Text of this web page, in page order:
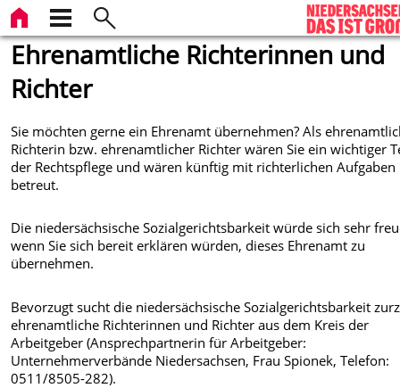
Ehrenamtliche Richterinnen und
Richter
Sie möchten gerne ein Ehrenamt übernehmen? Als
Richterin bzw. ehrenamtlicher Richter wären Sie ein wichtiger
der Rechtspflege und wären künftig mit richterlichen Aufgaben
betreut.
Die niedersächsische Sozialgerichtsbarkeit würde sich sehr
wenn Sie sich bereit erklären würden, dieses Ehrenamt zu
übernehmen.
Bevorzugt sucht die niedersächsische Sozialgerichtsbarkeit
ehrenamtliche Richterinnen und Richter aus dem Kreis der
Arbeitgeber (Ansprechpartnerin für Arbeitgeber:
Unternehmerverbände Niedersachsen, Frau Spionek, Telefon:
0511/8505-282).